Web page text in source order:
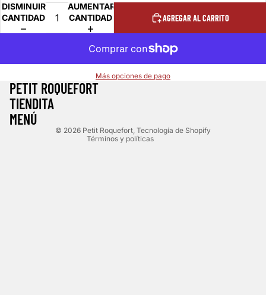
DISMINUIR
CANTIDAD
AUMENTAR
CANTIDAD
AGREGAR AL CARRITO
Más opciones de pago
PETIT ROQUEFORT
TIENDITA
MENÚ
© 2026 Petit Roquefort Tecnología de Shopify
Términos y políticas
Política de privacidad
Términos del servicio